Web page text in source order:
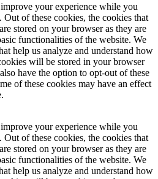
your experience while you
of these cookies, the cookies that
stored on your browser as they are
functionalities of the website. We
help us analyze and understand how
will be stored in your browser
have the option to opt-out of these
of these cookies may have an effect
your experience while you
of these cookies, the cookies that
stored on your browser as they are
functionalities of the website. We
help us analyze and understand how